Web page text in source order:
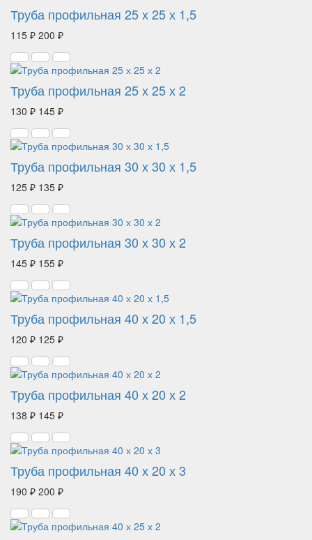
Труба профильная 25 х 25 х 1,5
115 ₽ 200 ₽
Труба профильная 25 х 25 х 2
130 ₽ 145 ₽
Труба профильная 30 х 30 х 1,5
125 ₽ 135 ₽
Труба профильная 30 х 30 х 2
145 ₽ 155 ₽
Труба профильная 40 х 20 х 1,5
120 ₽ 125 ₽
Труба профильная 40 х 20 х 2
138 ₽ 145 ₽
Труба профильная 40 х 20 х 3
190 ₽ 200 ₽